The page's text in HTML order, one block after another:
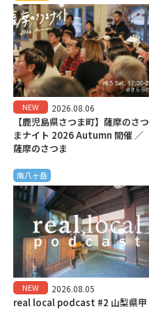
NEW 2026.08.06
【鹿児島県さつま町】薩摩のさつ
まナイト 2026 Autumn 開催 ／
薩摩のさつま
南八ヶ岳
NEW 2026.08.05
real local podcast #2 山梨県甲